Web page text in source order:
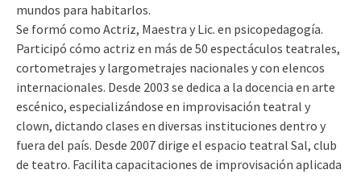
mundos para habitarlos.
Se formó como Actriz, Maestra y Lic. en psicopedagogía.
Participó cómo actriz en más de 50 espectáculos teatrales,
cortometrajes y largometrajes nacionales y con elencos
internacionales. Desde 2003 se dedica a la docencia en arte
escénico, especializándose en improvisación teatral y
clown, dictando clases en diversas instituciones dentro y
fuera del país. Desde 2007 dirige el espacio teatral Sal, club
de teatro. Facilita capacitaciones de improvisación aplicada